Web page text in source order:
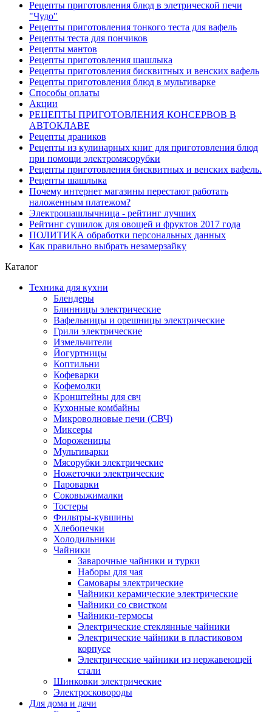
Рецепты приготовления блюд в элетрической печи
"Чудо"
Рецепты приготовления тонкого теста для вафель
Рецепты теста для пончиков
Рецепты мантов
Рецепты приготовления шашлыка
Рецепты приготовления бисквитных и венских вафель
Рецепты приготовления блюд в мультиварке
Способы оплаты
Акции
РЕЦЕПТЫ ПРИГОТОВЛЕНИЯ КОНСЕРВОВ В
АВТОКЛАВЕ
Рецепты драников
Рецепты из кулинарных книг для приготовления блюд
при помощи электромясорубки
Рецепты приготовления бисквитных и венских вафель.
Рецепты шашлыка
Почему интернет магазины перестают работать
наложенным платежом?
Электрошашлычница - рейтинг лучших
Рейтинг сушилок для овощей и фруктов 2017 года
ПОЛИТИКА обработки персональных данных
Как правильно выбрать незамерзайку
Каталог
Техника для кухни
Блендеры
Блинницы электрические
Вафельницы и орешницы электрические
Грили электрические
Измельчители
Йогуртницы
Коптильни
Кофеварки
Кофемолки
Кронштейны для свч
Кухонные комбайны
Микроволновые печи (СВЧ)
Миксеры
Мороженицы
Мультиварки
Мясорубки электрические
Ножеточки электрические
Пароварки
Соковыжималки
Тостеры
Фильтры-кувшины
Хлебопечки
Холодильники
Чайники
Заварочные чайники и турки
Наборы для чая
Самовары электрические
Чайники керамические электрические
Чайники со свистком
Чайники-термосы
Электрические стеклянные чайники
Электрические чайники в пластиковом
корпусе
Электрические чайники из нержавеющей
стали
Шинковки электрические
Электросковороды
Для дома и дачи